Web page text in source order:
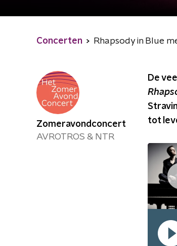
Concerten Rhapsody in Blue
De
tot
Zomeravondconcert
AVROTROS & NTR